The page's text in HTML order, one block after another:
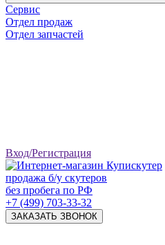
Сервис
Отдел продаж
Отдел запчастей
Вход/Регистрация
продажа б/у скутеров
без пробега по РФ
+7 (499) 703-33-32
ЗАКАЗАТЬ ЗВОНОК